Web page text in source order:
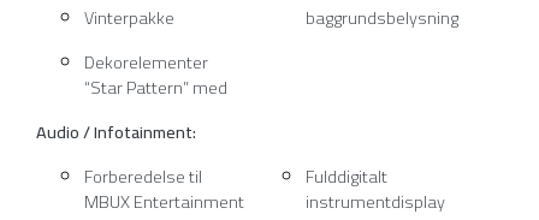
Vinterpakke
Dekorelementer
“Star Pattern” med
baggrundsbelysning
Audio / Infotainment:
Forberedelse til
MBUX Entertainment
Fulddigitalt
instrumentdisplay